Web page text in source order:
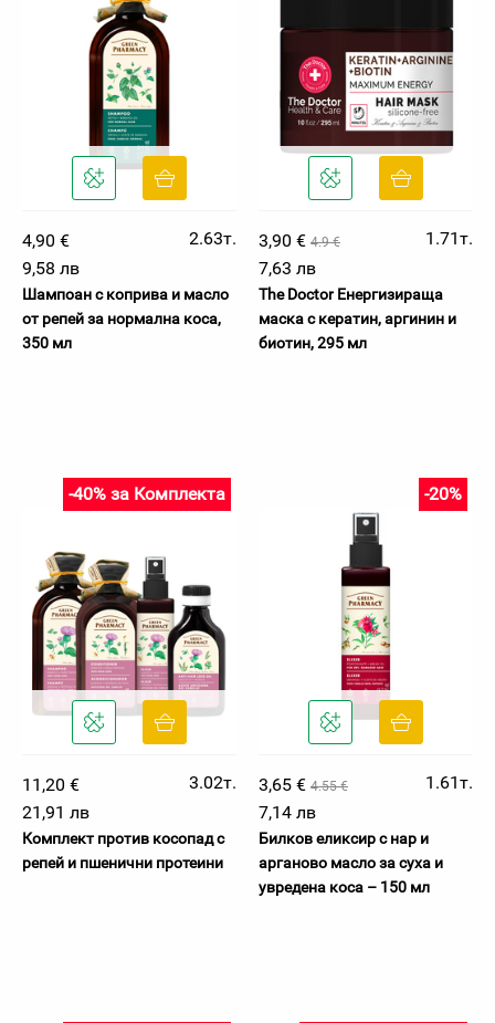
4,90 €
2.63т.
9,58 лв
Шампоан с коприва и масло
от репей за нормална коса,
350 мл
3,90 € 4.9 €
1.71т.
7,63 лв
The Doctor Енергизираща
маска с кератин, аргинин и
биотин, 295 мл
-40% за Комплекта
11,20 €
3.02т.
21,91 лв
Комплект против косопад с
репей и пшенични протеини
3,65 € 4.55 €
-20%
1.61т.
7,14 лв
Билков еликсир с нар и
арганово масло за суха и
увредена коса – 150 мл